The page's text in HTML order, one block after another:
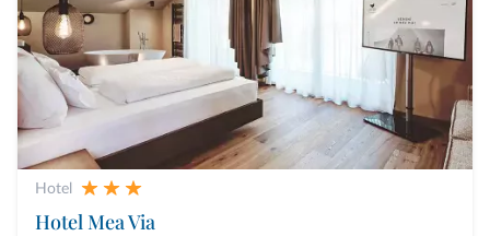
Hotel
Hotel Mea Via